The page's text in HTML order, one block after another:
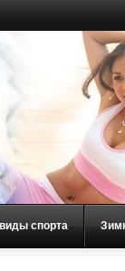
спорта